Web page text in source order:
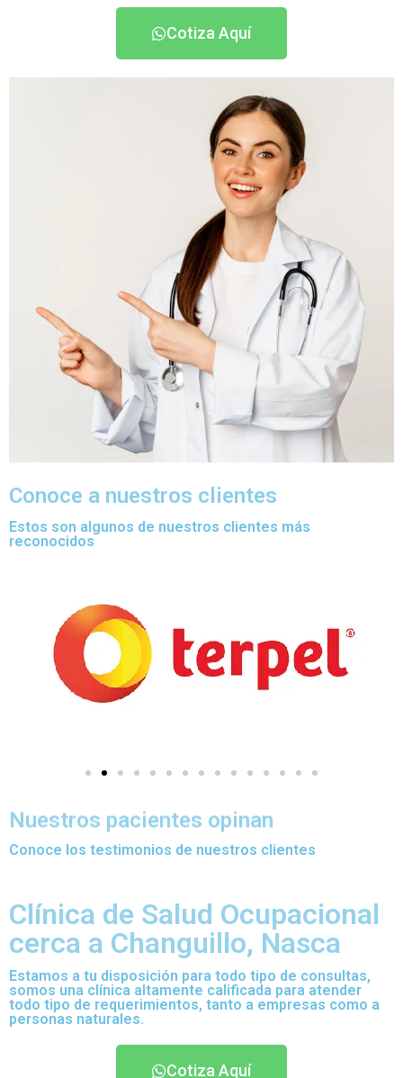
Cotiza Aquí
Conoce a nuestros clientes
Estos son algunos de nuestros clientes más
reconocidos
Nuestros pacientes opinan
Conoce los testimonios de nuestros clientes
Clínica de Salud Ocupacional
cerca a Changuillo, Nasca
Estamos a tu disposición para todo tipo de consultas,
somos una clínica altamente calificada para atender
todo tipo de requerimientos, tanto a empresas como a
personas naturales.
Cotiza Aquí